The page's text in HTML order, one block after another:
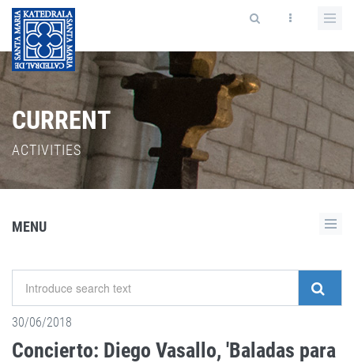
CURRENT
ACTIVITIES
MENU
30/06/2018
Concierto: Diego Vasallo, 'Baladas para